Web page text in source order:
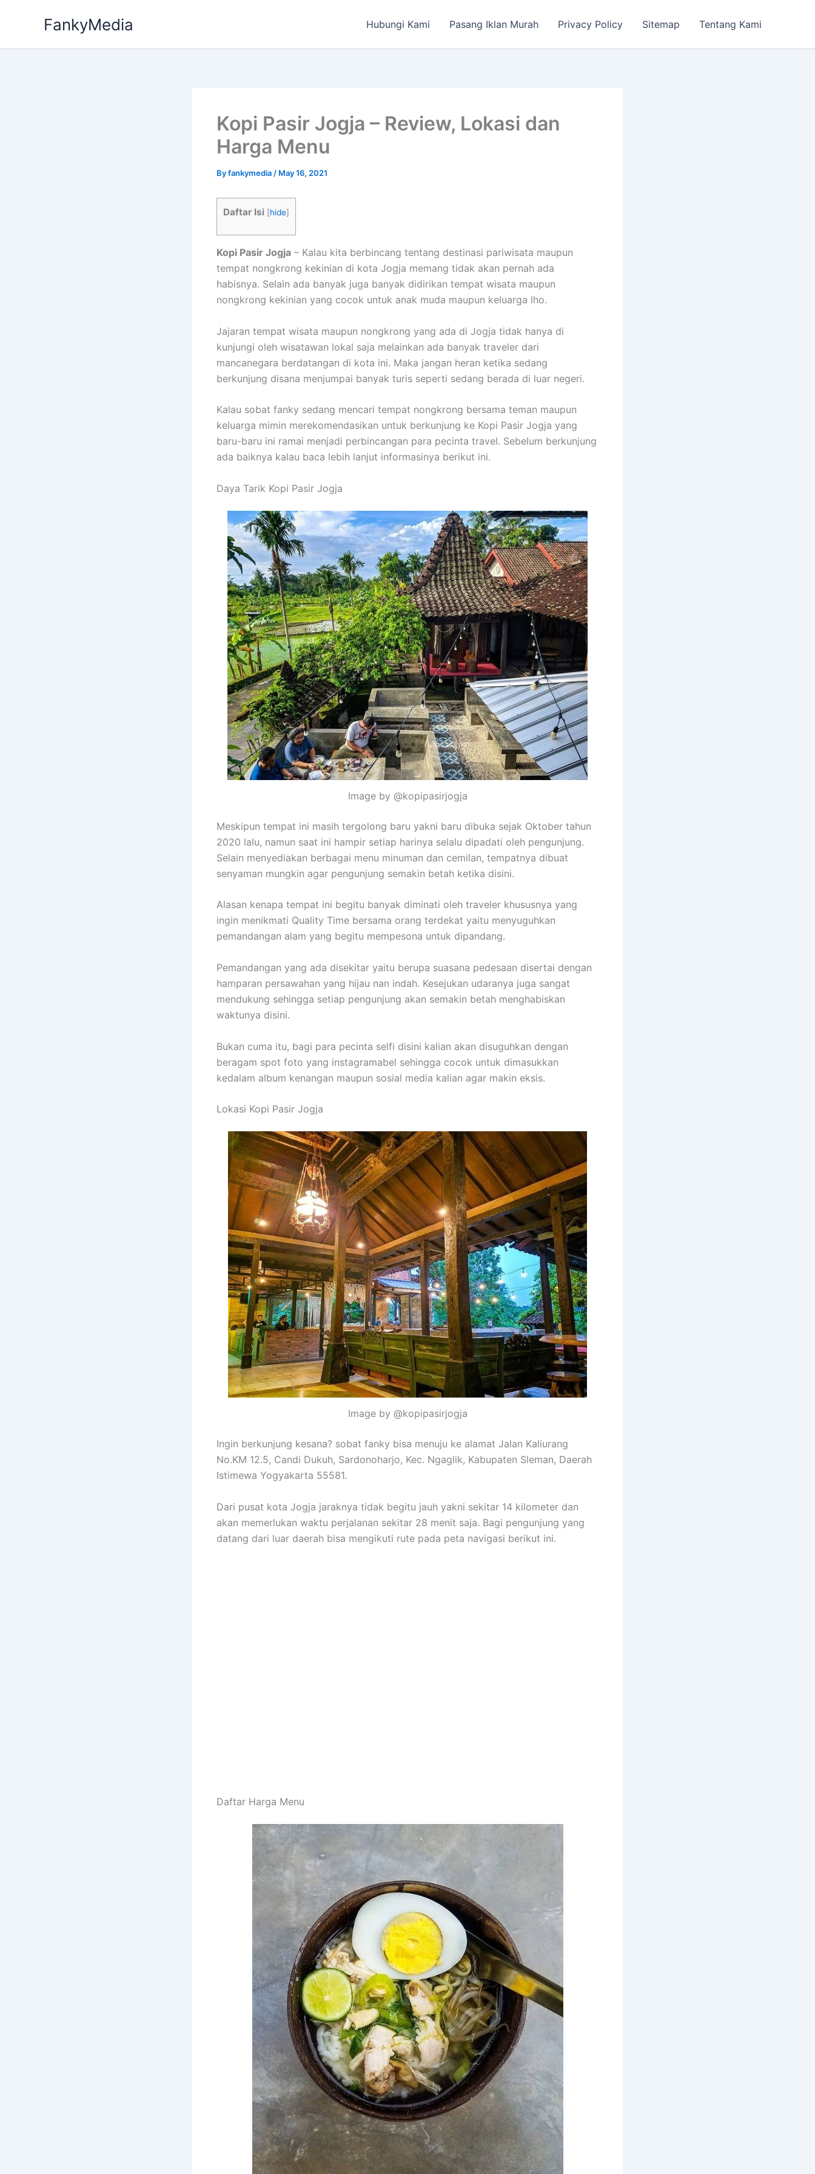
FankyMedia Hubungi Kami Pasang Iklan Murah Privacy Policy Sitemap Tentang Kami
Kopi Pasir Jogja – Review, Lokasi dan
Harga Menu
Byfankymedia / May 16, 2021
Daftar Isi [hide]
Kopi Pasir Jogja – Kalau kita berbincang tentang destinasi pariwisata maupun
tempat nongkrong kekinian di kota Jogja memang tidak akan pernah ada
habisnya. Selain ada banyak juga banyak didirikan tempat wisata maupun
nongkrong kekinian yang cocok untuk anak muda maupun keluarga lho.
Jajaran tempat wisata maupun nongkrong yang ada di Jogja tidak hanya di
kunjungi oleh wisatawan lokal saja melainkan ada banyak traveler dari
mancanegara berdatangan di kota ini. Maka jangan heran ketika sedang
berkunjung disana menjumpai banyak turis seperti sedang berada di luar negeri.
Kalau sobat fanky sedang mencari tempat nongkrong bersama teman maupun
keluarga mimin merekomendasikan untuk berkunjung ke Kopi Pasir Jogja yang
baru-baru ini ramai menjadi perbincangan para pecinta travel. Sebelum berkunjung
ada baiknya kalau baca lebih lanjut informasinya berikut ini.
Daya Tarik Kopi Pasir Jogja
Image by @kopipasirjogja
Meskipun tempat ini masih tergolong baru yakni baru dibuka sejak Oktober tahun
2020 lalu, namun saat ini hampir setiap harinya selalu dipadati oleh pengunjung.
Selain menyediakan berbagai menu minuman dan cemilan, tempatnya dibuat
senyaman mungkin agar pengunjung semakin betah ketika disini.
Alasan kenapa tempat ini begitu banyak diminati oleh traveler khususnya yang
ingin menikmati Quality Time bersama orang terdekat yaitu menyuguhkan
pemandangan alam yang begitu mempesona untuk dipandang.
Pemandangan yang ada disekitar yaitu berupa suasana pedesaan disertai dengan
hamparan persawahan yang hijau nan indah. Kesejukan udaranya juga sangat
mendukung sehingga setiap pengunjung akan semakin betah menghabiskan
waktunya disini.
Bukan cuma itu, bagi para pecinta selfi disini kalian akan disuguhkan dengan
beragam spot foto yang instagramabel sehingga cocok untuk dimasukkan
kedalam album kenangan maupun sosial media kalian agar makin eksis.
Lokasi Kopi Pasir Jogja
Image by @kopipasirjogja
Ingin berkunjung kesana? sobat fanky bisa menuju ke alamat Jalan Kaliurang
No.KM 12.5, Candi Dukuh, Sardonoharjo, Kec. Ngaglik, Kabupaten Sleman, Daerah
Istimewa Yogyakarta 55581.
Dari pusat kota Jogja jaraknya tidak begitu jauh yakni sekitar 14 kilometer dan
akan memerlukan waktu perjalanan sekitar 28 menit saja. Bagi pengunjung yang
datang dari luar daerah bisa mengikuti rute pada peta navigasi berikut ini.
Daftar Harga Menu